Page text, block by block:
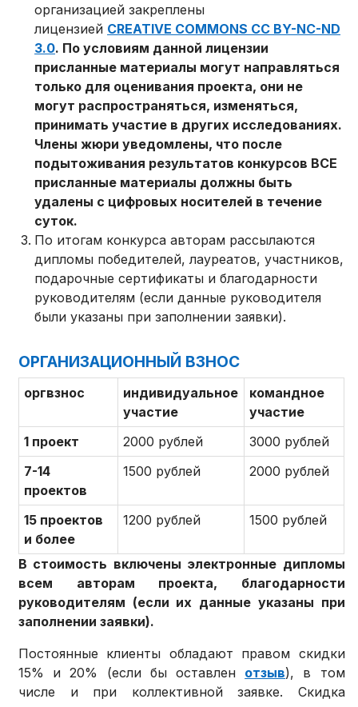
организацией закреплены
лицензией CREATIVE COMMONS CC BY-NC-ND
3.0. По условиям данной лицензии
присланные материалы могут направляться
только для оценивания проекта, они не
могут распространяться, изменяться,
принимать участие в других исследованиях.
Члены жюри уведомлены, что после
подытоживания результатов конкурсов ВСЕ
присланные материалы должны быть
удалены с цифровых носителей в течение
суток.
По итогам конкурса авторам рассылаются
дипломы победителей, лауреатов, участников,
подарочные сертификаты и благодарности
руководителям (если данные руководителя
были указаны при заполнении заявки).
ОРГАНИЗАЦИОННЫЙ ВЗНОС
оргвзнос
индивидуальное
участие
командное
участие
1 проект
2000 рублей
3000 рублей
7-14
проектов
1500 рублей 2000 рублей
15 проектов
и более
1200 рублей 1500 рублей
В стоимость включены электронные дипломы
всем авторам проекта, благодарности
руководителям (если их данные указаны при
заполнении заявки).
Постоянные клиенты обладают правом скидки
15% и 20% (если бы оставлен отзыв), в том
числе и при коллективной заявке. Скидка